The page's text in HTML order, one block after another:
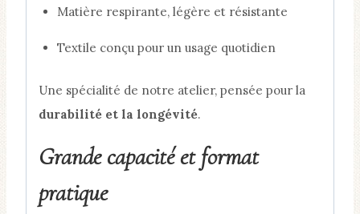
Matière respirante, légère et résistante
Textile conçu pour un usage quotidien
Une spécialité de notre atelier, pensée pour la
durabilité et la longévité.
Grande capacité et format
pratique